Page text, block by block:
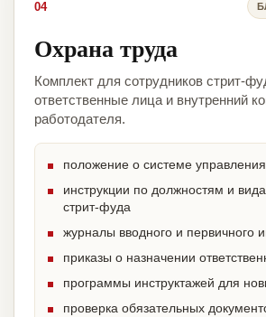
04
Охрана труда
Комплект для сотрудников стрит-
ответственные лица и внутренний
работодателя.
положение о системе
инструкции по должностям и
стрит-фуда
журналы вводного и первичного
приказы о назначении
программы инструктажей для
проверка обязательных